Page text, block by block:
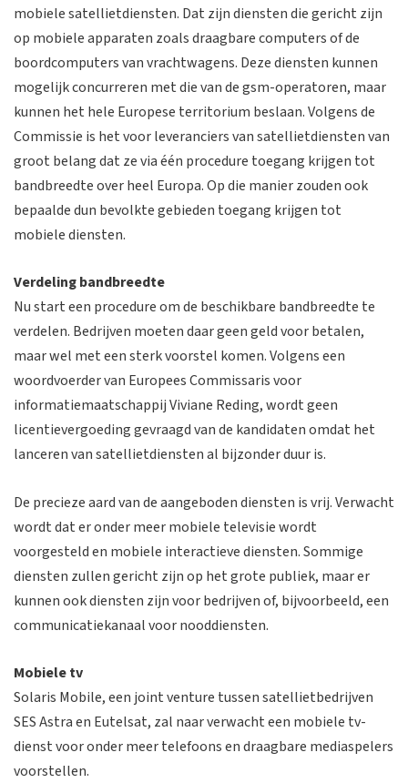
mobiele satellietdiensten. Dat zijn diensten die gericht zijn
op mobiele apparaten zoals draagbare computers of de
boordcomputers van vrachtwagens. Deze diensten kunnen
mogelijk concurreren met die van de gsm-operatoren, maar
kunnen het hele Europese territorium beslaan. Volgens de
Commissie is het voor leveranciers van satellietdiensten van
groot belang dat ze via één procedure toegang krijgen tot
bandbreedte over heel Europa. Op die manier zouden ook
bepaalde dun bevolkte gebieden toegang krijgen tot
mobiele diensten.
Verdeling bandbreedte
Nu start een procedure om de beschikbare bandbreedte te
verdelen. Bedrijven moeten daar geen geld voor betalen,
maar wel met een sterk voorstel komen. Volgens een
woordvoerder van Europees Commissaris voor
informatiemaatschappij Viviane Reding, wordt geen
licentievergoeding gevraagd van de kandidaten omdat het
lanceren van satellietdiensten al bijzonder duur is.
De precieze aard van de aangeboden diensten is vrij. Verwacht
wordt dat er onder meer mobiele televisie wordt
voorgesteld en mobiele interactieve diensten. Sommige
diensten zullen gericht zijn op het grote publiek, maar er
kunnen ook diensten zijn voor bedrijven of, bijvoorbeeld, een
communicatiekanaal voor nooddiensten.
Mobiele tv
Solaris Mobile, een joint venture tussen satellietbedrijven
SES Astra en Eutelsat, zal naar verwacht een mobiele tv-
dienst voor onder meer telefoons en draagbare mediaspelers
voorstellen.